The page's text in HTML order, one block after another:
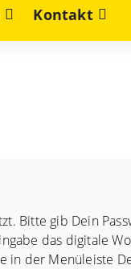
Kontakt
Bitte gib Dein
das digitale
in der Menüleiste